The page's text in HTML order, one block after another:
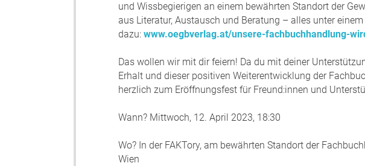
und Wissbegierigen an einem bewährten Standort der
aus Literatur, Austausch und Beratung – alles unter
dazu: www.oegbverlag.at/unsere-fachbuchhandlung-
Das wollen wir mit dir feiern! Da du mit deiner
Erhalt und dieser positiven Weiterentwicklung der
herzlich zum Eröffnungsfest für Freund:innen und
Wann? Mittwoch, 12. April 2023, 18:30
Wo? In der FAKTory, am bewährten Standort der
Wien